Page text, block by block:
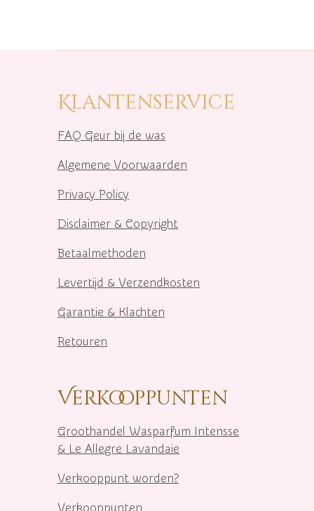
Klantenservice
FAQ Geur bij de was
Algemene Voorwaarden
Privacy Policy
Disclaimer & Copyright
Betaalmethoden
Levertijd & Verzendkosten
Garantie & Klachten
Retouren
Verkooppunten
Groothandel Wasparfum I ntensse
& Le Allegre Lavandaie
Verkooppunt worden?
Verkooppunten